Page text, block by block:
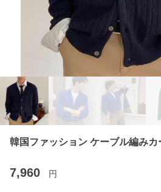
韓国ファッション ケーブル編みカ
7,960 円